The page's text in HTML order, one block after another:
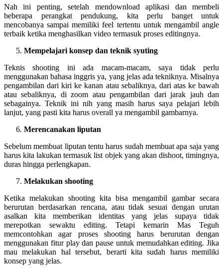
Nah ini penting, setelah mendownload aplikasi dan membeli
beberapa perangkat pendukung, kita perlu banget untuk
mencobanya sampai memiliki feel tertentu untuk mengambil angle
terbaik ketika menghasilkan video termasuk proses editingnya.
Mempelajari konsep dan teknik syuting
Teknis shooting ini ada macam-macam, saya tidak perlu
menggunakan bahasa inggris ya, yang jelas ada tekniknya. Misalnya
pengambilan dari kiri ke kanan atau sebaliknya, dari atas ke bawah
atau sebaliknya, di zoom atau pengambilan dari jarak jauh dan
sebagainya. Teknik ini nih yang masih harus saya pelajari lebih
lanjut, yang pasti kita harus overall ya mengambil gambarnya.
Merencanakan liputan
Sebelum membuat liputan tentu harus sudah membuat apa saja yang
harus kita lakukan termasuk list objek yang akan dishoot, timingnya,
duras hingga perlengkapan.
Melakukan shooting
Ketika melakukan shooting kita bisa mengambil gambar secara
berurutan berdasarkan rencana, atau tidak sesuai dengan urutan
asalkan kita memberikan identitas yang jelas supaya tidak
merepotkan sewaktu editing. Tetapi kemarin Mas Teguh
memcontohkan agar proses shooting harus berurutan dengan
menggunakan fitur play dan pause untuk memudahkan editing. Jika
mau melakukan hal tersebut, berarti kita sudah harus memiliki
konsep yang jelas.